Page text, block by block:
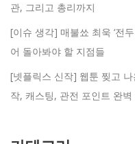
관, 그리고 총리까지
[이슈 생각] 매불쑈 최욱 ‘전
어 돌아봐야 할 지점들
[넷플릭스 신작] 웹툰 찢고 나
작, 캐스팅, 관전 포인트 완벽